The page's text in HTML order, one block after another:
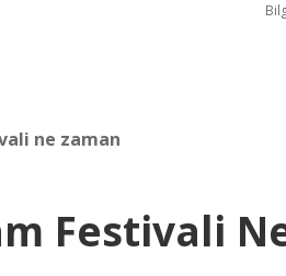
ne zaman
Festivali